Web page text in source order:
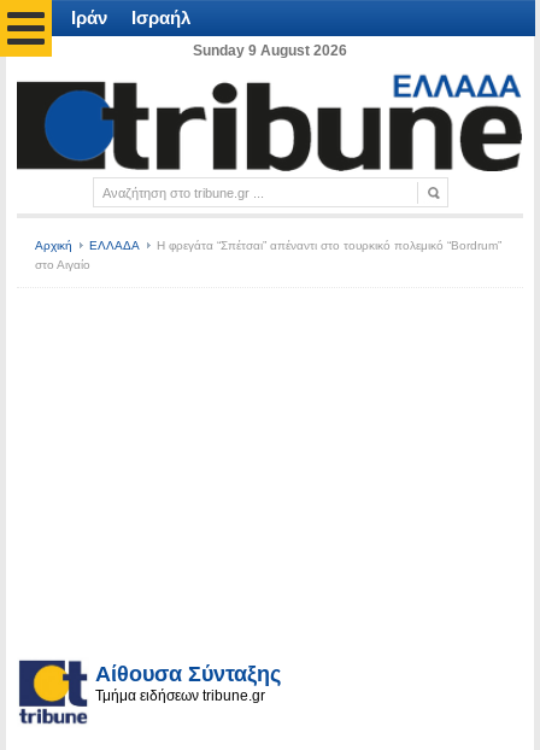
Ιράν Ισραήλ
Sunday 9 August 2026
Αρχική ΕΛΛΑΔΑ
Η φρεγάτα “Σπέτσαι” απέναντι στο τουρκικό πολεμικό “Bordrum”
στο Αιγαίο
Αίθουσα Σύνταξης
Τμήμα ειδήσεων tribune.gr